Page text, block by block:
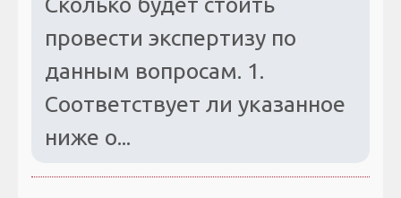
провести экспертизу по
данным вопросам. 1.
Соответствует ли указанное
ниже о...